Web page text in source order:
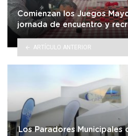
Comienzan los Juegos
jornada de encuentro y
ARTÍCULO ANTERIOR
Los Paradores